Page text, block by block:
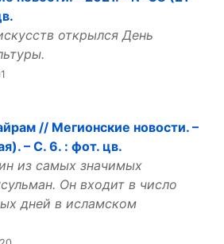
открылся День
// Мегионские новости. –
– С. 6. : фот. цв.
из самых значимых
Он входит в число
дней в исламском